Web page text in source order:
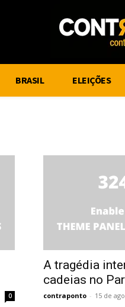
BRASIL ELEIÇÕES
0
A tragédia
cadeias no
contraponto - 15 de